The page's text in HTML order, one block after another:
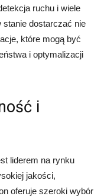
ruchu i wiele
dostarczać nie
które mogą być
i optymalizacji
i
liderem na rynku
jakości,
oferuje szeroki wybór